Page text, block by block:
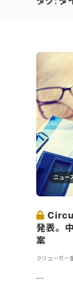
ニュー
発表。
案
クリューガー
...